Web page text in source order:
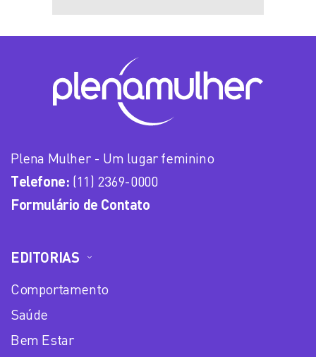
Plena Mulher - Um lugar feminino
Telefone: (11) 2369-0000
Formulário de Contato
EDITORIAS
Comportamento
Saúde
Bem Estar